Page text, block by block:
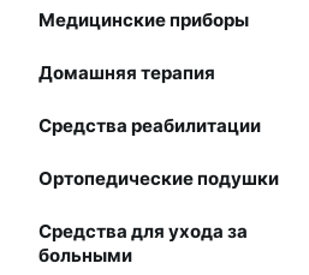
Медицинские приборы
Домашняя терапия
Средства реабилитации
Ортопедические подушки
Средства для ухода за
больными